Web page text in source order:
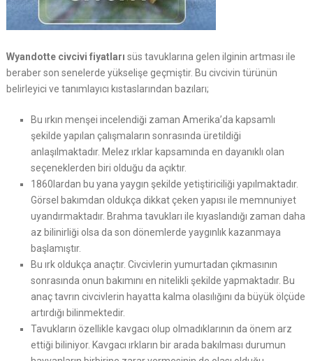
Wyandotte civcivi fiyatları süs tavuklarına gelen ilginin artması ile
beraber son senelerde yükselişe geçmiştir. Bu civcivin türünün
belirleyici ve tanımlayıcı kıstaslarından bazıları;
Bu ırkın menşei incelendiği zaman Amerika’da kapsamlı
şekilde yapılan çalışmaların sonrasında üretildiği
anlaşılmaktadır. Melez ırklar kapsamında en dayanıklı olan
seçeneklerden biri olduğu da açıktır.
1860lardan bu yana yaygın şekilde yetiştiriciliği yapılmaktadır.
Görsel bakımdan oldukça dikkat çeken yapısı ile memnuniyet
uyandırmaktadır. Brahma tavukları ile kıyaslandığı zaman daha
az bilinirliği olsa da son dönemlerde yaygınlık kazanmaya
başlamıştır.
Bu ırk oldukça anaçtır. Civcivlerin yumurtadan çıkmasının
sonrasında onun bakımını en nitelikli şekilde yapmaktadır. Bu
anaç tavrın civcivlerin hayatta kalma olasılığını da büyük ölçüde
artırdığı bilinmektedir.
Tavukların özellikle kavgacı olup olmadıklarının da önem arz
ettiği biliniyor. Kavgacı ırkların bir arada bakılması durumun